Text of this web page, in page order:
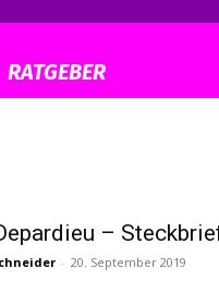
RATGEBER
–
- 20. September 2019